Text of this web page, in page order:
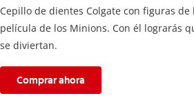
Cepillo de dientes Colgate con figuras de
película de los Minions. Con él lograrás
se diviertan.
Comprar ahora